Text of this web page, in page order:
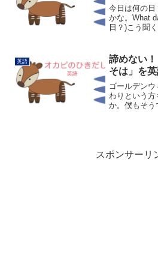
今日は何の日
かな。What
日？)こう聞
ね...
英語
諦めない
そは」を
ゴールデン
わりという方
か。僕もそう
スポンサーリ